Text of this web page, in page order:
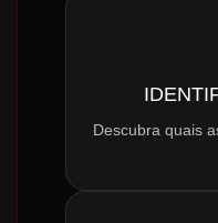
Descubra quais